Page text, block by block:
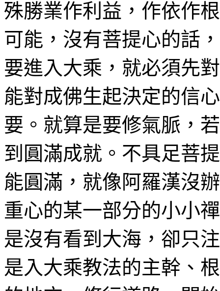
殊勝業作利益， 作依作根
可能，沒有菩提心的話
要進入大乘，就必須先
能對成佛生起決定的信
要。就算是要修氣脈 ，
到圓滿成就。不具足菩
能圓滿，就像阿羅漢沒
重心的某一部分的小小
是沒有看到大海，卻只
是入大乘教法的主幹、